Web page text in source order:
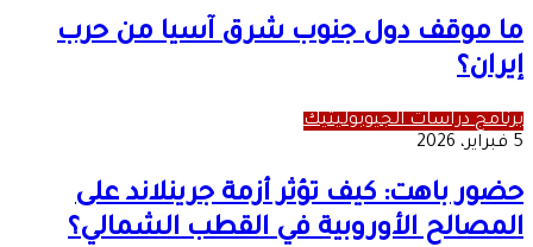
ما موقف دول جنوب شرق آسيا من حرب
إيران؟
برنامج دراسات الجيوبوليتيك
5 فبراير، 2026
حضور باهت: كيف تؤثر أزمة جرينلاند على
المصالح الأوروبية في القطب الشمالي؟